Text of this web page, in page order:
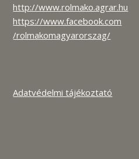
http://www.rolmako.agrar.hu
https://www.facebook.com
/rolmakomagyarorszag/
Adatvédelmi tájékoztató